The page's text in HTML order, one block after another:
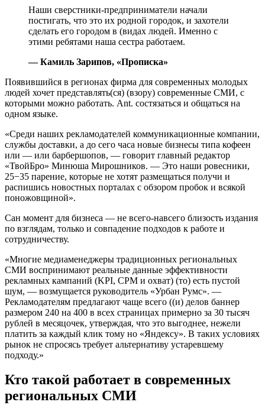
Наши сверстники-предприниматели начали
постигать, что это их родной городок, и захотели
сделать его городом в (видах людей. Именно с
этими ребятами наша сестра работаем.
— Камиль Зарипов, «Прописка»
Появившийся в регионах фирма для современных молодых
людей хочет представлять(ся) (взору) современные СМИ, с
которыми можно работать. Ant. состязаться и общаться на
одном языке.
«Среди наших рекламодателей коммуникационные компании,
службы доставки, а до сего часа новые бизнесы типа кофеен
или — или барбершопов, — говорит главный редактор
«ТвойБро» Минюша Мирошников. — Это наши ровесники,
25−35 парение, которые не хотят размещаться получи и
распишись новостных порталах с обзором пробок и всякой
поножовщиной».
Сан момент для бизнеса — не всего-навсего близость издания
по взглядам, только и совпадение подходов к работе и
сотрудничеству.
«Многие медиаменеджеры традиционных региональных
СМИ воспринимают реальные данные эффективности
рекламных кампаний (KPI, CPM и охват) (то) есть пустой
шум, — возмущается руководитель «Урбан Румс». —
Рекламодателям предлагают чаще всего ((и) делов баннер
размером 240 на 400 в всех страницах примерно за 30 тысяч
рублей в месяцочек, утверждая, что это выгоднее, нежели
платить за каждый клик тому но «Яндексу». В таких условиях
рынок не спросясь требует альтернативу устаревшему
подходу.»
Кто такой работает в современных
региональных СМИ